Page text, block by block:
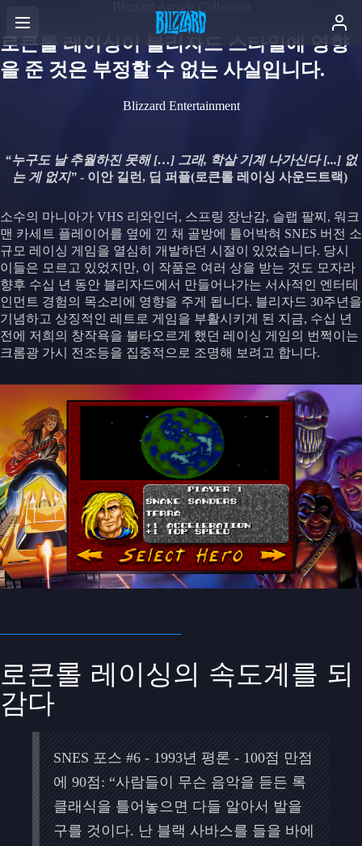
로큰롤 레이싱이 블리자드 스타일에 영향
을 준 것은 부정할 수 없는 사실입니다.
Blizzard Entertainment
“누구도 날 추월하진 못해 […] 그래, 학살 기계 나가신다 [...] 없
는 게 없지” - 이안 길런, 딥 퍼플(로큰롤 레이싱 사운드트랙)
소수의 마니아가 VHS 리와인더, 스프링 장난감, 슬랩 팔찌, 워크
맨 카세트 플레이어를 옆에 낀 채 골방에 틀어박혀 SNES 버전 소
규모 레이싱 게임을 열심히 개발하던 시절이 있었습니다. 당시
이들은 모르고 있었지만, 이 작품은 여러 상을 받는 것도 모자라
향후 수십 년 동안 블리자드에서 만들어나가는 서사적인 엔터테
인먼트 경험의 목소리에 영향을 주게 됩니다. 블리자드 30주년을
기념하고 상징적인 레트로 게임을 부활시키게 된 지금, 수십 년
전에 저희의 창작욕을 불타오르게 했던 레이싱 게임의 번쩍이는
크롬광 가시 전조등을 집중적으로 조명해 보려고 합니다.
로큰롤 레이싱의 속도계를 되
감다
SNES 포스 #6 - 1993년 평론 - 100점 만점
에 90점: “사람들이 무슨 음악을 듣든 록
클래식을 틀어놓으면 다들 알아서 발을
구를 것이다. 난 블랙 사바스를 들을 바에